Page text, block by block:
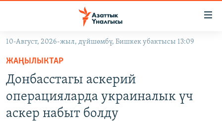
Навигацияга
өтүңүз
Издөөгө
салыңыз
КЫРГЫЗСТАН
ДҮЙНӨ
УКРАИНА
10-Август, 2026-жыл, дүйшөмбү, Бишкек убактысы 13:09
ЖАҢЫЛЫКТАР
Донбасстагы аскерий
операцияларда украиналык үч
аскер набыт болду